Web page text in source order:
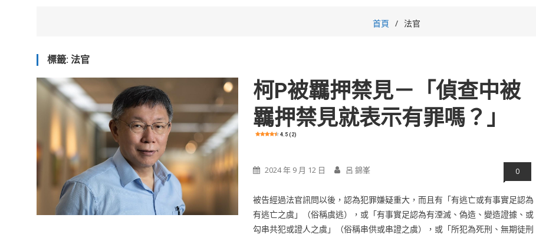
首頁 法官
標籤: 法官
柯P被羈押禁見－「偵查中被
羈押禁見就表示有罪嗎？」
4.5 (2)
2024 年 9 月 12 日 呂 錦峯 0
被告經過法官訊問以後，認為犯罪嫌疑重大，而且有「有逃亡或有事實足認為
有逃亡之虞」（俗稱虞逃），或「有事實足認為有湮滅、偽造、變造證據、或
勾串共犯或證人之虞」（俗稱串供或串證之虞），或「所犯為死刑、無期徒刑